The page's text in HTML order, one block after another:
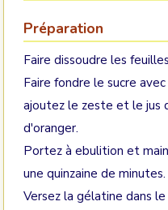
Préparation
Faire dissoudre les
Faire fondre le sucre
ajoutez le zeste et le jus
d'oranger.
Portez à ebulition et
une quinzaine de minutes.
Versez la gélatine dans